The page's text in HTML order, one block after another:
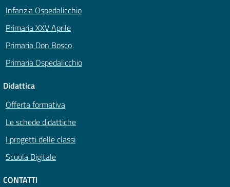
Infanzia Ospedalicchio
Primaria XXV Aprile
Primaria Don Bosco
Primaria Ospedalicchio
Didattica
Offerta formativa
Le schede didattiche
I progetti delle classi
Scuola Digitale
CONTATTI